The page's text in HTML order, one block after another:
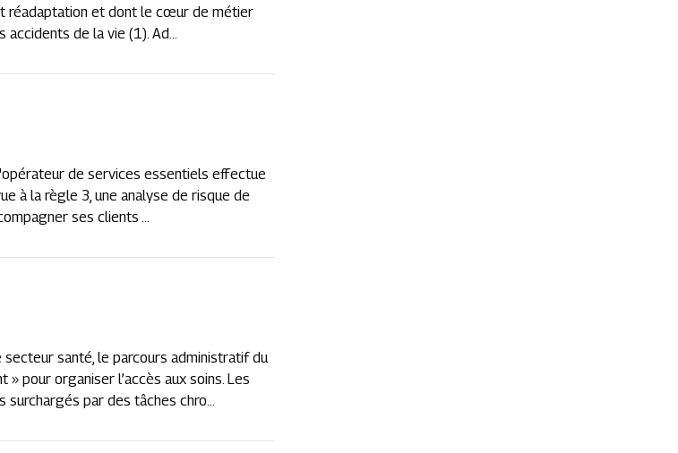
réadaptation et dont le cœur de métier
accidents de la vie (1). Ad...
de services essentiels effectue
à la règle 3, une analyse de risque de
ses clients ...
santé, le parcours administratif du
pour organiser l’accès aux soins. Les
par des tâches chro...